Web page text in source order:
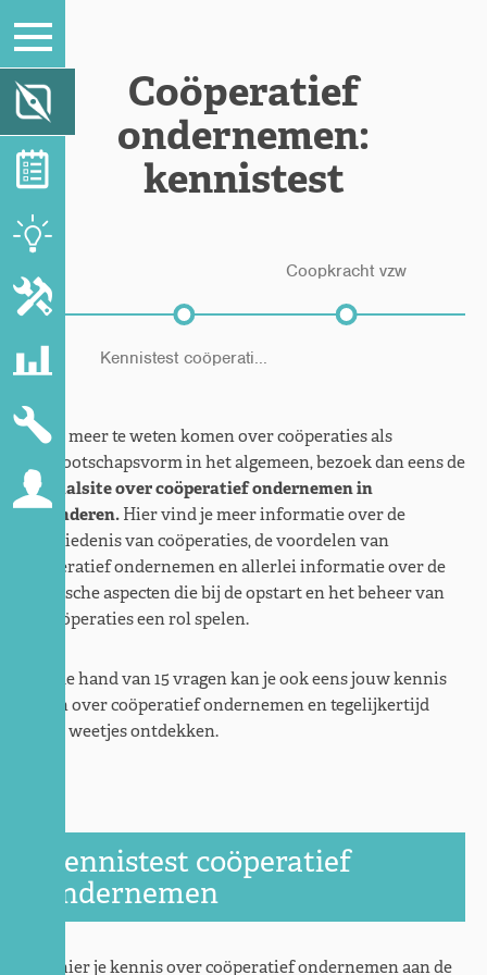
Coöperatief
ondernemen:
kennistest
Kennistest coöperati...
Coopkracht vzw
Wil je meer te weten komen over coöperaties als
vennootschapsvorm in het algemeen, bezoek dan eens de
portaalsite over coöperatief ondernemen in
Vlaanderen.Hier vind je meer informatie over de
geschiedenis van coöperaties, de voordelen van
coöperatief ondernemen en allerlei informatie over de
juridische aspecten die bij de opstart en het beheer van
de coöperaties een rol spelen.
Aan de hand van 15 vragen kan je ook eens jouw kennis
testen over coöperatief ondernemen en tegelijkertijd
leuke weetjes ontdekken.
Kennistest coöperatief
ondernemen
Test hier je kennis over coöperatief ondernemen aan de